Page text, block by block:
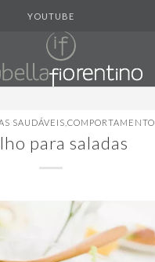
YOUTUBE
SAUDÁVEIS COMPORTAMENTO
para saladas